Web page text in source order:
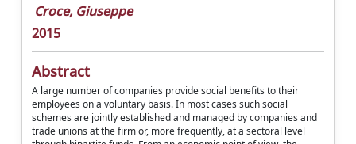
Croce, Giuseppe
2015
Abstract
A large number of companies provide social benefits to their
employees on a voluntary basis. In most cases such social
schemes are jointly established and managed by companies and
trade unions at the firm or, more frequently, at a sectoral level